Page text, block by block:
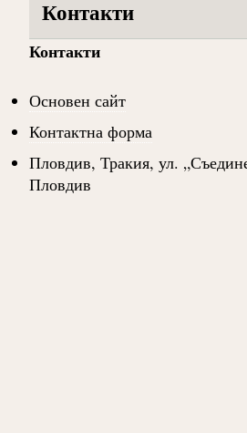
Контакти
Контакти
Основен сайт
Контактна форма
Пловдив, Тракия, ул.
Пловдив